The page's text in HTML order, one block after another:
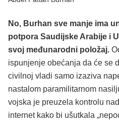
No, Burhan sve manje ima
potpora Saudijske Arabije i
svoj međunarodni položaj.
ispunjenje obećanja da će se
civilnoj vladi samo izaziva
nastalom paramilitarnom
vojska je preuzela kontrolu
internet kako bi ušutkala